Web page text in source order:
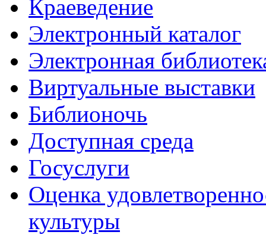
Краеведение
Электронный каталог
Электронная
Виртуальные выставки
Библионочь
Доступная среда
Госуслуги
Оценка
культуры